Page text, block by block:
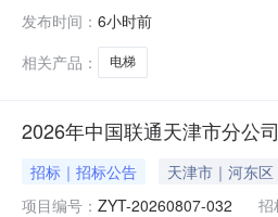
购招投标有限公司对
供应商前来提交响
发布时间： 6小时前
相关产品：
电梯
2026年中国联通天津市分公
招标｜招标公告 天津市｜河东区
项目编号： ZYT-20260807-032 招